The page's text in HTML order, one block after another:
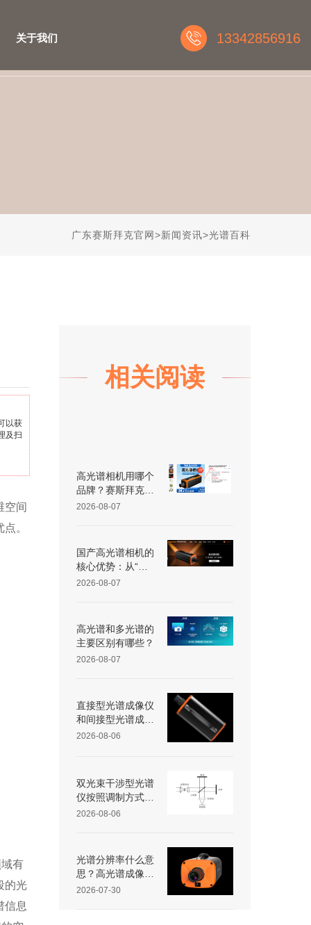
关于我们 13342856916
广东赛斯拜克官网>新闻资讯>光谱百科
以获
及扫
空间
。
有
的光
信息
相关阅读
高光谱相机用哪个
品牌？赛斯拜克怎
么样？
2026-08-07
国产高光谱相机的
核心优势：从“跟
跑”到“并跑”的跨越
2026-08-07
高光谱和多光谱的
主要区别有哪些？
2026-08-07
直接型光谱成像仪
和间接型光谱成像
仪区别
2026-08-06
双光束干涉型光谱
仪按照调制方式不
同可分为哪些类
2026-08-06
光谱分辨率什么意
思？高光谱成像仪
光谱分辨率范围多
2026-07-30